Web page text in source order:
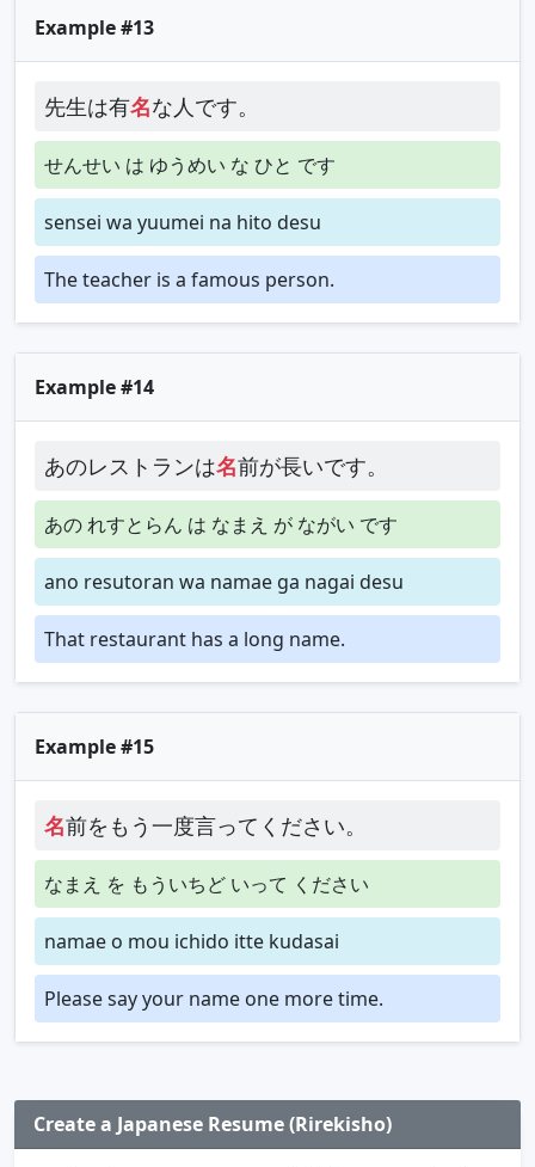
Example #13
先生は有名な人です。
せんせい は ゆうめい な ひと です
sensei wa yuumei na hito desu
The teacher is a famous person.
Example #14
あのレストランは名前が長いです。
あの れすとらん は なまえ が ながい です
ano resutoran wa namae ga nagai desu
That restaurant has a long name.
Example #15
名前をもう一度言ってください。
なまえ を もういちど いって ください
namae o mou ichido itte kudasai
Please say your name one more time.
Create a Japanese Resume (Rirekisho)